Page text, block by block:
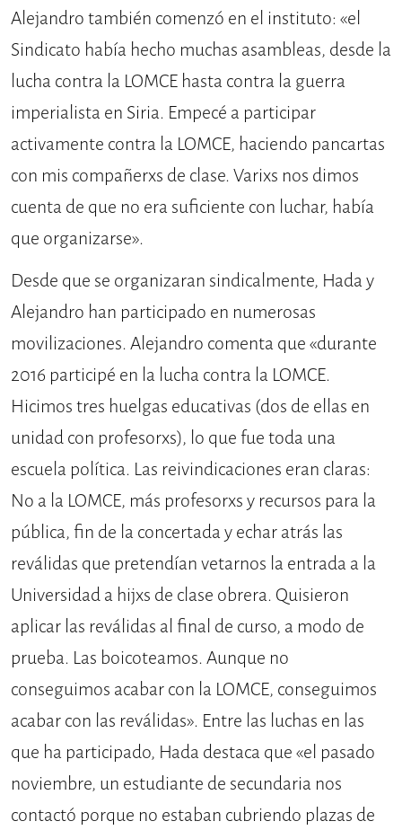
Alejandro también comenzó en el instituto: «el
Sindicato había hecho muchas asambleas, desde la
lucha contra la LOMCE hasta contra la guerra
imperialista en Siria. Empecé a participar
activamente contra la LOMCE, haciendo pancartas
con mis compañerxs de clase. Varixs nos dimos
cuenta de que no era suficiente con luchar, había
que organizarse».
Desde que se organizaran sindicalmente, Hada y
Alejandro han participado en numerosas
movilizaciones. Alejandro comenta que «durante
2016 participé en la lucha contra la LOMCE.
Hicimos tres huelgas educativas (dos de ellas en
unidad con profesorxs), lo que fue toda una
escuela política. Las reivindicaciones eran claras:
No a la LOMCE, más profesorxs y recursos para la
pública, fin de la concertada y echar atrás las
reválidas que pretendían vetarnos la entrada a la
Universidad a hijxs de clase obrera. Quisieron
aplicar las reválidas al final de curso, a modo de
prueba. Las boicoteamos. Aunque no
conseguimos acabar con la LOMCE, conseguimos
acabar con las reválidas». Entre las luchas en las
que ha participado, Hada destaca que «el pasado
noviembre, un estudiante de secundaria nos
contactó porque no estaban cubriendo plazas de